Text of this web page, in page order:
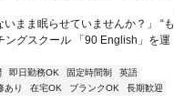
まま眠らせていませんか？」 “も
ングスクール 「90 English」を運
即日勤務OK 固定時間制
英語
あり 在宅OK ブランクOK
長期歓迎